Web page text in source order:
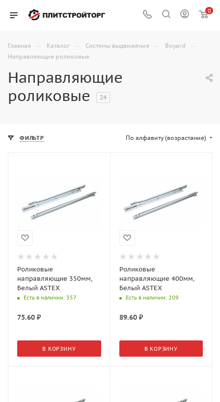
0
Главная — Каталог — Системы выдвижения — Boyard —
Направляющие роликовые
Направляющие
роликовые
24
ФИЛЬТР По алфавиту (возрастание)
Роликовые
направляющие 350мм,
Белый ASTEX
Есть в наличии: 357
75.60 ₽
В КОРЗИНУ
Роликовые
направляющие 400мм,
Белый ASTEX
Есть в наличии: 209
89.60₽
В КОРЗИНУ